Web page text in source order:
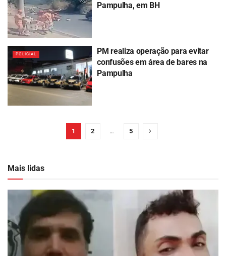
Pampulha, em BH
POLICIAL
PM realiza operação para evitar
confusões em área de bares na
Pampulha
1 2 … 5
Mais lidas